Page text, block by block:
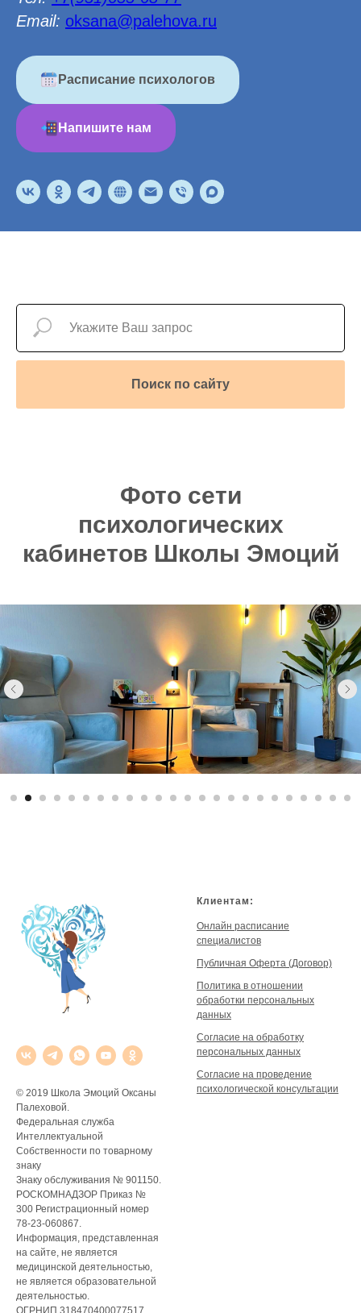
Email: oksana@palehova.ru
Расписание психологов
Напишите нам
Поиск по сайту
Фото сети
психологических
кабинетов Школы Эмоций
© 2019 Школа Эмоций Оксаны
Палеховой.
Федеральная служба
Интеллектуальной
Собственности по товарному
знаку
Знаку обслуживания № 901150.
РОСКОМНАДЗОР Приказ №
300 Регистрационный номер
78-23-060867.
Информация, представленная
на сайте, не является
медицинской деятельностью,
не является образовательной
деятельностью.
ОГРНИП 318470400077517
Клиентам:
Онлайн расписание
специалистов
Публичная Оферта (Договор)
Политика в отношении
обработки персональных
данных
Согласие на обработку
персональных данных
Согласие на проведение
психологической консультации